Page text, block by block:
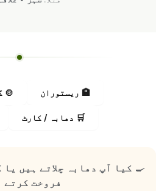
🏨 ریستوران 🍲
🛒 دھابہ / کارٹ
🍳 کیا آپ دھابہ چلاتے ہیں
فروخت کرتے